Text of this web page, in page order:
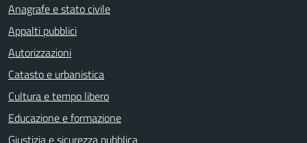
Anagrafe e stato civile
Appalti pubblici
Autorizzazioni
Catasto e urbanistica
Cultura e tempo libero
Educazione e formazione
Giustizia e sicurezza pubblica